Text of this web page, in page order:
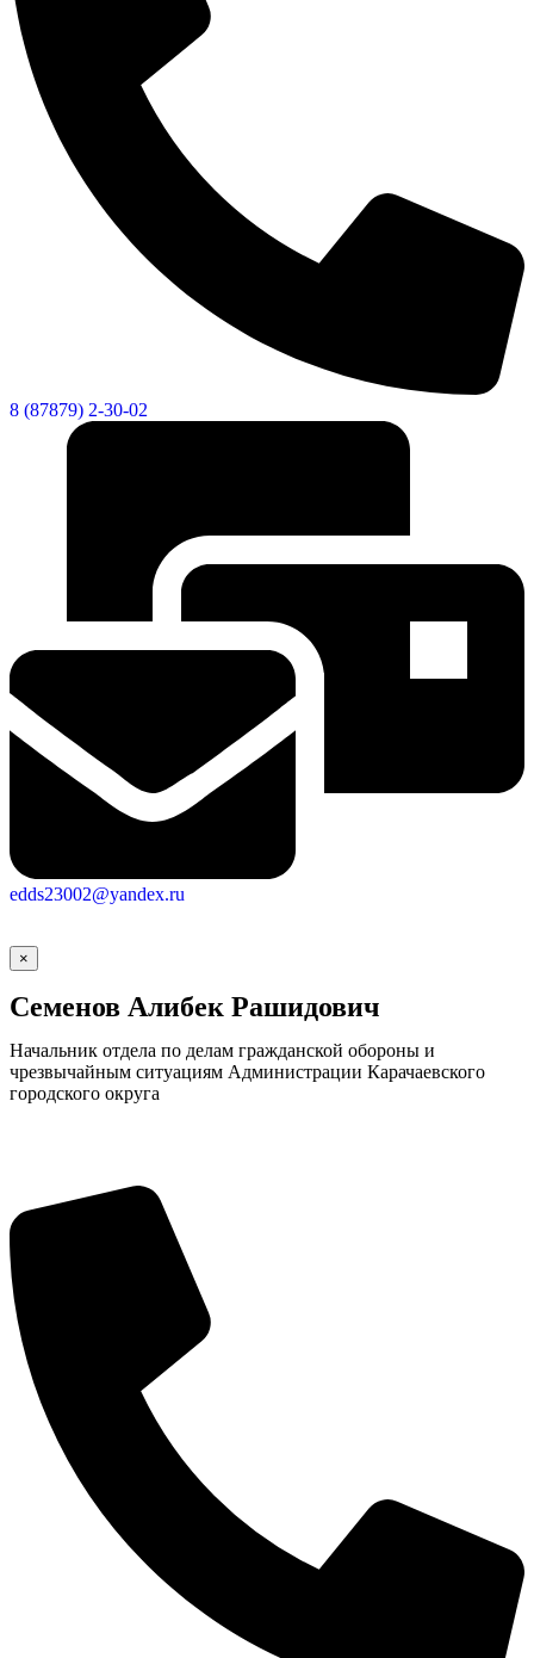
8 (87879) 2-30-02
edds23002@yandex.ru
×
Семенов Алибек Рашидович
Начальник отдела по делам гражданской обороны и
чрезвычайным ситуациям Администрации Карачаевского
городского округа